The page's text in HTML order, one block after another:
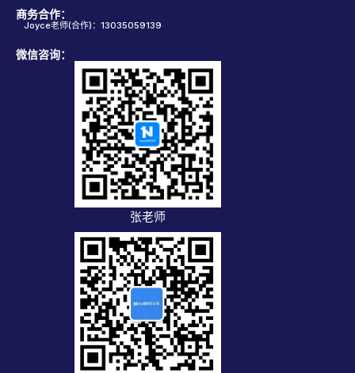
商务合作：
Joyce老师(合作)：13035059139
微信咨询：
张老师